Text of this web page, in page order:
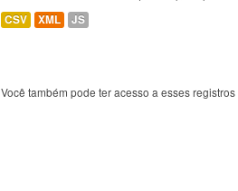
CSV XML JS
Você também pode ter acesso a esses